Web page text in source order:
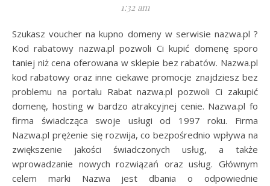
1:32 am
Szukasz voucher na kupno domeny w serwisie nazwa.pl ?
Kod rabatowy nazwa.pl pozwoli Ci kupić domenę sporo
taniej niż cena oferowana w sklepie bez rabatów. Nazwa.pl
kod rabatowy oraz inne ciekawe promocje znajdziesz bez
problemu na portalu Rabat nazwa.pl pozwoli Ci zakupić
domenę, hosting w bardzo atrakcyjnej cenie. Nazwa.pl fo
firma świadcząca swoje usługi od 1997 roku. Firma
Nazwa.pl prężenie się rozwija, co bezpośrednio wpływa na
zwiększenie jakości świadczonych usług, a także
wprowadzanie nowych rozwiązań oraz usług. Głównym
celem marki Nazwa jest dbania o odpowiednie